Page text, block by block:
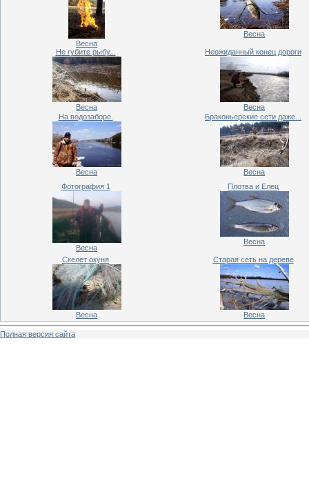
Весна
Весна
Не губите рыбу...
Весна
Неожиданный конец дороги
Весна
На водозаборе.
Весна
Браконьерские сети даже...
Весна
Фотография 1
Весна
Плотва и Елец
Весна
Скелет окуня
Весна
Старая сеть на дереве
Весна
Полная версия сайта